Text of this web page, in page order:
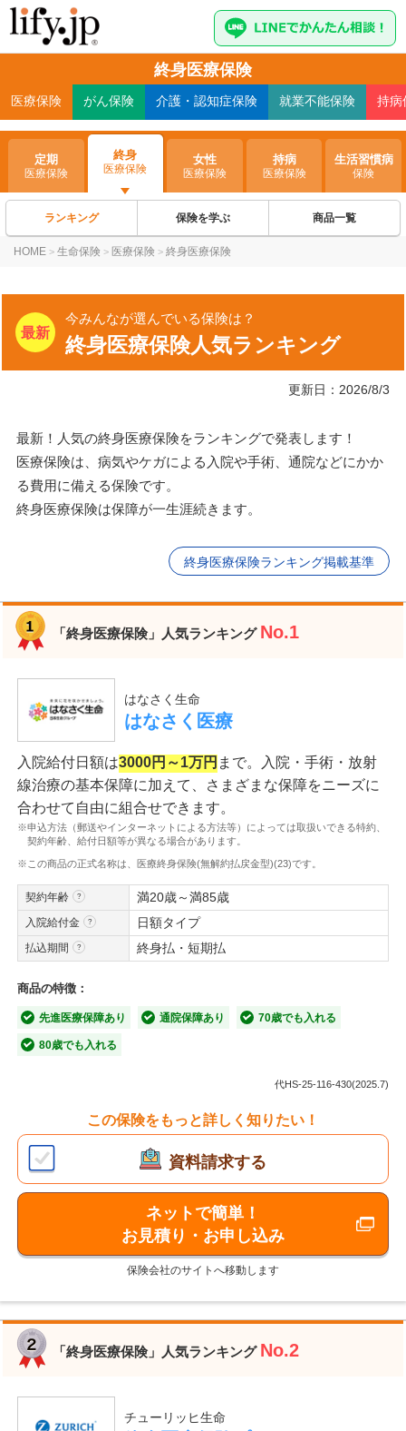
医療保険 がん保険 介護・認知症保険 就業不能保険 持病
定期
医療保険
終身
医療保険
女性
医療保険
持病
医療保険
生活習慣病
保険
終身医療保険
ランキング 保険を学ぶ 商品一覧
HOME > 生命保険 > 医療保険 > 終身医療保険
今みんなが選んでいる保険は？
終身医療保険人気ランキング
更新日：2026/8/3
最新！人気の終身医療保険をランキングで発表します！
医療保険は、病気やケガによる入院や手術、通院などにかか
る費用に備える保険です。
終身医療保険は保障が一生涯続きます。
終身医療保険ランキング掲載基準
「終身医療保険」人気ランキング No.1
はなさく生命
はなさく医療
入院給付日額は3000円～1万円 まで。入院・手術・放射
線治療の基本保障に加えて、さまざまな保障をニーズに
合わせて自由に組合せできます。
※申込方法（郵送やインターネットによる方法等）によっては取扱いできる特約、
契約年齢、給付日額等が異なる場合があります。
※この商品の正式名称は、医療終身保険(無解約払戻金型)(23)です。
契約年齢 満20歳～満85歳
入院給付金 日額タイプ
払込期間 終身払・短期払
商品の特徴：
先進医療保障あり 通院保障あり 70歳でも入れる
80歳でも入れる
代HS-25-116-430(2025.7)
この保険をもっと詳しく知りたい！
資料請求する
ネットで簡単！
お見積り・お申し込み
保険会社のサイトへ移動します
「終身医療保険」人気ランキング No.2
チューリッヒ生命